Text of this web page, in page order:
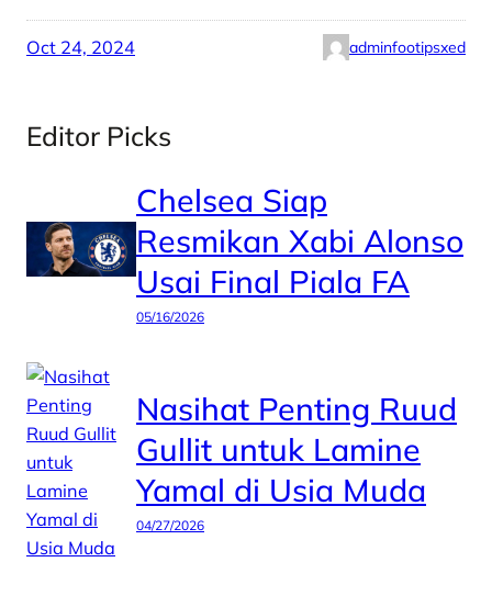
Oct 24, 2024 adminfootipsxed
Editor Picks
Chelsea Siap
Resmikan Xabi Alonso
Usai Final Piala FA
05/16/2026
Nasihat Penting Ruud
Gullit untuk Lamine
Yamal di Usia Muda
04/27/2026